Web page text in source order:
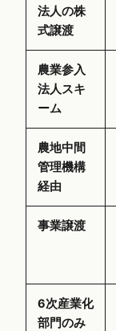
法人の株
式譲渡
農業参入
法人スキ
ーム
農地中間
管理機構
経由
事業譲渡
6次産業化
部門のみ